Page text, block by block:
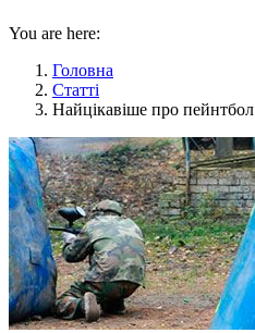
You are here:
Головна
Статті
Найцікавіше про пейнтбол